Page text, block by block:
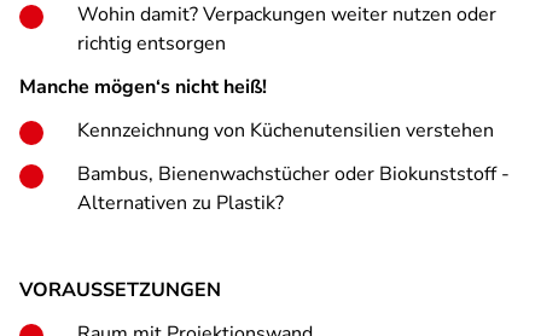
Wohin damit? Verpackungen weiter nutzen oder
richtig entsorgen
Manche mögen‘s nicht heiß!
Kennzeichnung von Küchenutensilien verstehen
Bambus, Bienenwachstücher oder Biokunststoff -
Alternativen zu Plastik?
VORAUSSETZUNGEN